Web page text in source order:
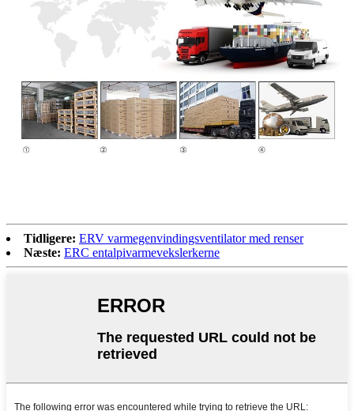
Tidligere: ERV varmegenvindingsventilator med renser
Næste: ERC entalpivarmevekslerkerne